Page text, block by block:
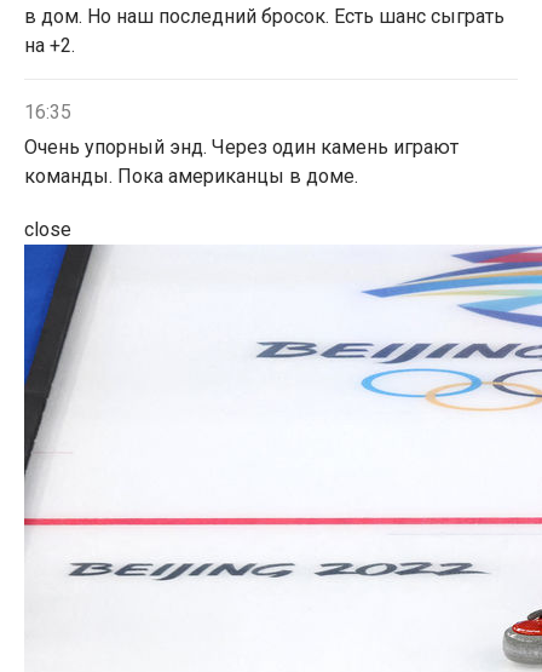
в дом. Но наш последний бросок. Есть шанс сыграть
на +2.
16:35
Очень упорный энд. Через один камень играют
команды. Пока американцы в доме.
close